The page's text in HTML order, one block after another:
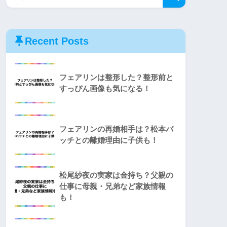
Recent Posts
フェアリンは整形した？整形前と
すっぴん画像も気になる！
フェアリンの再婚相手は？松本バ
ッチとの離婚理由に子供も！
松尾紗夜の実家は金持ち？父親の
仕事に母親・兄弟など家族情報
も！